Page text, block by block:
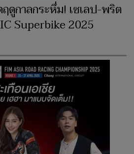
ดูกาลกระหึ่ม! เซเลป-พริต
Superbike 2025